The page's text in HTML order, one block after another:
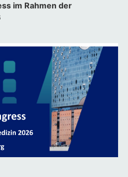
im Rahmen der